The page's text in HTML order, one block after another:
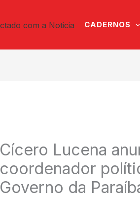
CADERNOS
Cícero Lucena
coordenador
Governo da